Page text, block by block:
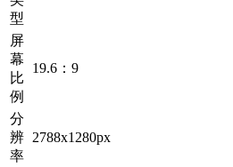
型
屏
幕
比
例
19.6：9
分
辨
率
2788x1280px